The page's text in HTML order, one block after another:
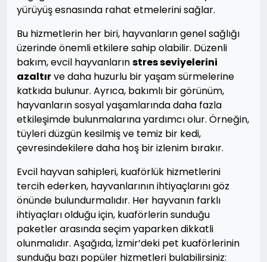
yürüyüş esnasında rahat etmelerini sağlar.
Bu hizmetlerin her biri, hayvanların genel sağlığı
üzerinde önemli etkilere sahip olabilir. Düzenli
bakım, evcil hayvanlarınstres seviyelerini
azaltırve daha huzurlu bir yaşam sürmelerine
katkıda bulunur. Ayrıca, bakımlı bir görünüm,
hayvanların sosyal yaşamlarında daha fazla
etkileşimde bulunmalarına yardımcı olur. Örneğin,
tüyleri düzgün kesilmiş ve temiz bir kedi,
çevresindekilere daha hoş bir izlenim bırakır.
Evcil hayvan sahipleri, kuaförlük hizmetlerini
tercih ederken, hayvanlarının ihtiyaçlarını göz
önünde bulundurmalıdır. Her hayvanın farklı
ihtiyaçları olduğu için, kuaförlerin sunduğu
paketler arasında seçim yaparken dikkatli
olunmalıdır. Aşağıda, İzmir’deki pet kuaförlerinin
sunduğu bazı popüler hizmetleri bulabilirsiniz: